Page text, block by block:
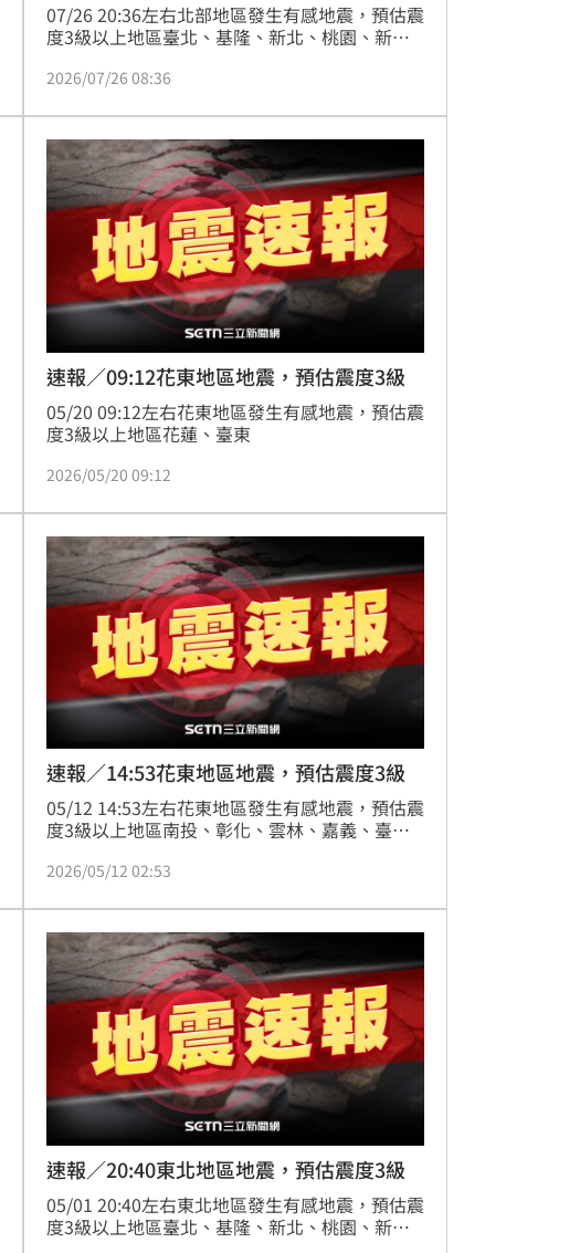
07/26 20:36左右北部地區發生有感地震，預估震
度3級以上地區臺北、基隆、新北、桃園、新
2026/07/26 08:36
速報／09:12花東地區地震，預估震度3級
05/20 09:12左右花東地區發生有感地震，預估震
度3級以上地區花蓮、臺東
2026/05/20 09:12
速報／14:53花東地區地震，預估震度3級
05/12 14:53左右花東地區發生有感地震，預估震
度3級以上地區南投、彰化、雲林、嘉義、臺
2026/05/12 02:53
速報／20:40東北地區地震，預估震度3級
05/01 20:40左右東北地區發生有感地震，預估震
度3級以上地區臺北、基隆、新北、桃園、新